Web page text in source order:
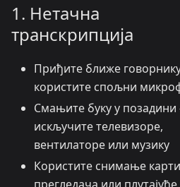
1. Нетачна
транскрипција
Приђите ближе
користите спољни
Смањите буку у
искључите телевизоре,
вентилаторе или музику
Користите снимање